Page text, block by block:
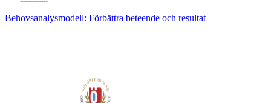
Behovsanalysmodell: Förbättra beteende och resultat